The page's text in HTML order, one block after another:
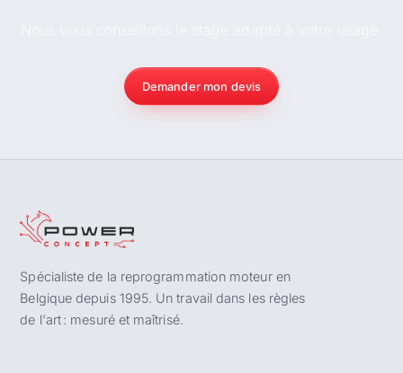
Demander mon devis
Spécialiste de la reprogrammation moteur en
Belgique depuis 1995. Un travail dans les règles
de l'art : mesuré et maîtrisé.